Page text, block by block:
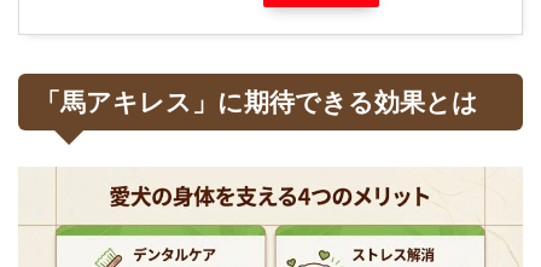
「馬アキレス」に期待できる効果とは